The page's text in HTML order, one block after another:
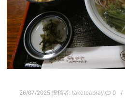
26/07/2025 投稿者: taketoabray 0